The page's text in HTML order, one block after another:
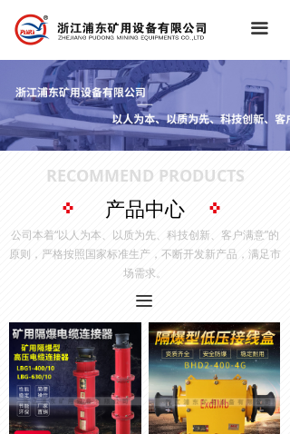
끀
RECOMMEND PRODUCTS
끀
产品中心
公司本着“以人为本、以质为先、科技创新、客户满意”的
原则，严格按照国家标准生产，不断开发新产品，满足市
场需求。